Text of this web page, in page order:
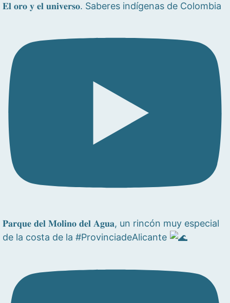
𝐄𝐥 𝐨𝐫𝐨 𝐲 𝐞𝐥 𝐮𝐧𝐢𝐯𝐞𝐫𝐬𝐨. Saberes indígenas de Colombia
𝐏𝐚𝐫𝐪𝐮𝐞 𝐝𝐞𝐥 𝐌𝐨𝐥𝐢𝐧𝐨 𝐝𝐞𝐥 𝐀𝐠𝐮𝐚, un rincón muy especial
de la costa de la #ProvinciadeAlicante